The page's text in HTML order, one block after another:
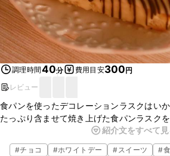
調理時間40分 費用目安300円
レビュー
食パンを使ったデコレーションラスクはい
たっぷり含ませて焼き上げた食パンラスク
コーティングしました。サクサクの食感が
やおやつ、パーティにオススメです。
紹介文をすべて見
#チョコ #ホワイトデー #スイーツ #